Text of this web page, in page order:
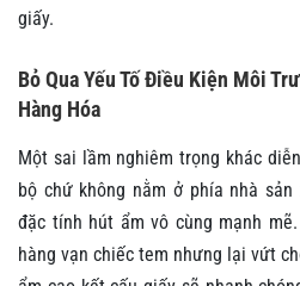
giấy.
Bỏ Qua Yếu Tố Điều Kiện Môi
Hàng Hóa
Một sai lầm nghiêm trọng khác
bộ chứ không nằm ở phía nhà
đặc tính hút ẩm vô cùng mạnh
hàng vạn chiếc tem nhưng lại vứt